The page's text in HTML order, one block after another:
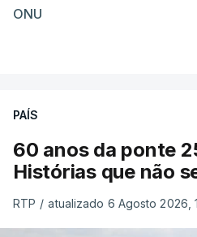
ONU
PAÍS
60 anos da ponte
Histórias que não
RTP / atualizado 6 Agosto 2026,